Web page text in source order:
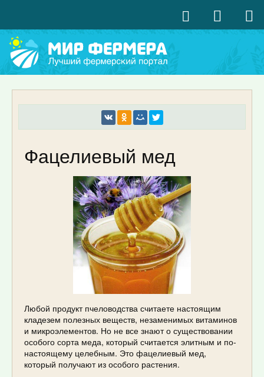
Фацелиевый мед
Любой продукт пчеловодства считаете настоящим
кладезем полезных веществ, незаменимых витаминов
и микроэлементов. Но не все знают о существовании
особого сорта меда, который считается элитным и по-
настоящему целебным. Это фацелиевый мед,
который получают из особого растения.